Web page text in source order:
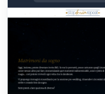
Cookies essentiels